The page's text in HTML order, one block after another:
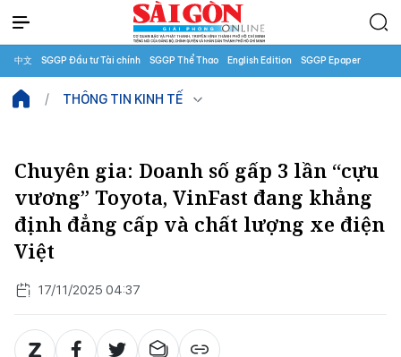
中文 SGGP Đầu tư Tài chính SGGP Thể Thao English Edition SGGP Epaper
THÔNG TIN KINH TẾ
Chuyên gia: Doanh số gấp 3 lần “cựu
vương” Toyota, VinFast đang khẳng
định đẳng cấp và chất lượng xe điện
Việt
17/11/2025 04:37